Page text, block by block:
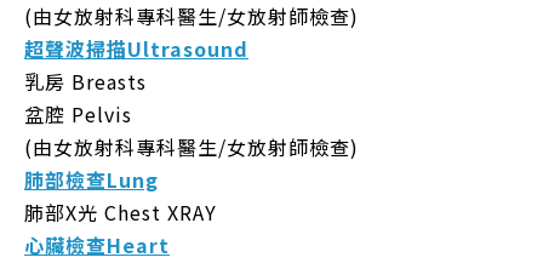
(由女放射科專科醫生/女放射師檢查)
超聲波掃描Ultrasound
乳房 Breasts
盆腔 Pelvis
(由女放射科專科醫生/女放射師檢查)
肺部檢查Lung
肺部X光 Chest XRAY
心臟檢查Heart